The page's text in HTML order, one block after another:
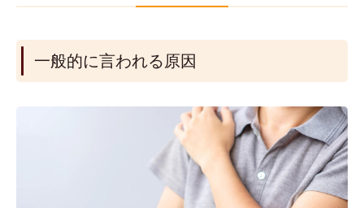
一般的に言われる原因